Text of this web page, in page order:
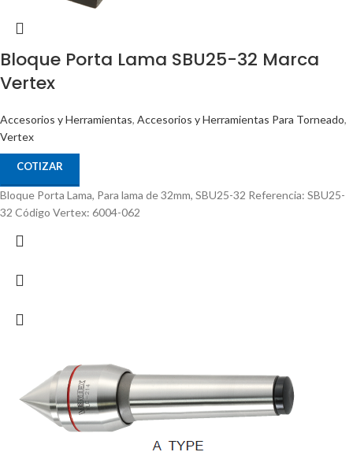
Bloque Porta Lama SBU25-32 Marca
Vertex
Accesorios y Herramientas, Accesorios y Herramientas Para Torneado,
Vertex
COTIZAR
Bloque Porta Lama, Para lama de 32mm, SBU25-32 Referencia: SBU25-
32 Código Vertex: 6004-062